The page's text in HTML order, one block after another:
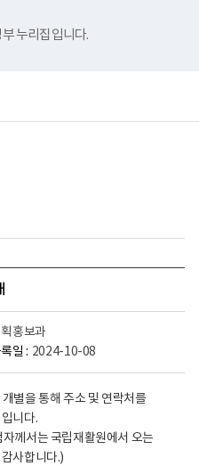
누리집입니다.
검
홍보과
일 : 2024-10-08
별을 통해 주소 및 연락처를
니다.
께서는 국립재활원에서 오는
사합니다.)